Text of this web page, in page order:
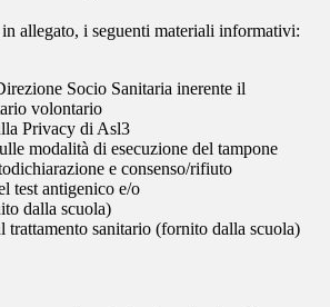
allegato, i seguenti materiali informativi:
Socio Sanitaria inerente il
volontario
Privacy di Asl3
modalità di esecuzione del tampone
e consenso/rifiuto
test antigenico e/o
dalla scuola)
trattamento sanitario (fornito dalla scuola)